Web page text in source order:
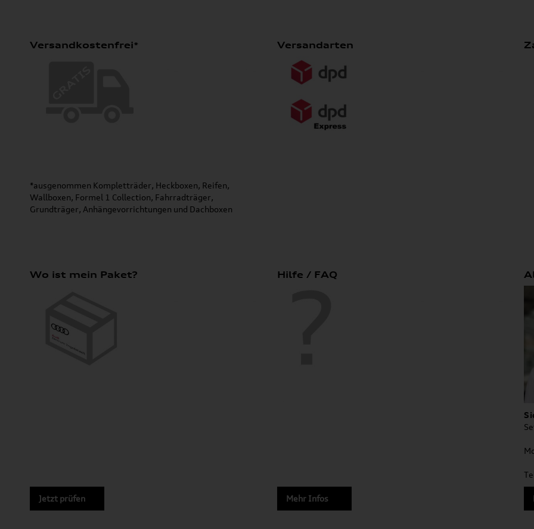
Versandkostenfrei*
*ausgenommen Kompletträder, Heckboxen, Reifen,
Wallboxen, Formel 1 Collection, Fahrradträger,
Grundträger, Anhängevorrichtungen und Dachboxen
Versandarten
Wo ist mein Paket?
Jetzt prüfen
Hilfe / FAQ
Mehr Infos